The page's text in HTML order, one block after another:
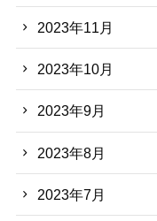
2023年11月
2023年10月
2023年9月
2023年8月
2023年7月